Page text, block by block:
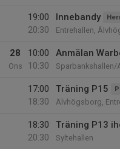
19:00
20:30
Innebandy
Entrehallen,
28
Ons
10:00
10:30
Anmälan
Sparbankshallen/
17:00
18:30
Träning P15
Älvhögsborg,
18:30
20:30
Träning P13
Syltehallen